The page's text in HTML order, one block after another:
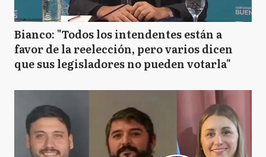
Bianco: "Todos los intendentes están a
favor de la reelección, pero varios dicen
que sus legisladores no pueden votarla"